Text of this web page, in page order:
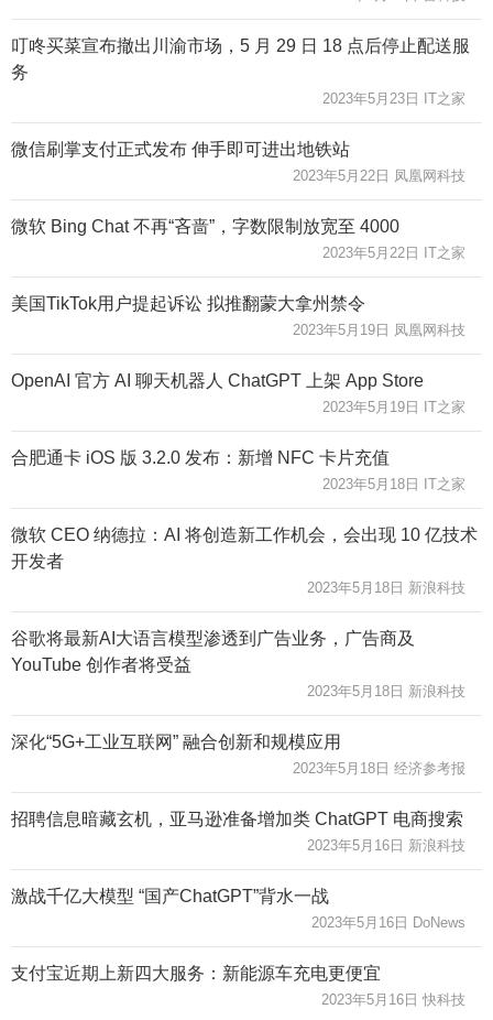
叮咚买菜宣布撤出川渝市场，5 月 29 日 18 点后停止配送服
务
2023年5月23日 IT之家
微信刷掌支付正式发布 伸手即可进出地铁站
2023年5月22日 凤凰网科技
微软 Bing Chat 不再“吝啬”，字数限制放宽至 4000
2023年5月22日 IT之家
美国TikTok用户提起诉讼 拟推翻蒙大拿州禁令
2023年5月19日 凤凰网科技
OpenAI 官方 AI 聊天机器人 ChatGPT 上架 App Store
2023年5月19日 IT之家
合肥通卡 iOS 版 3.2.0 发布：新增 NFC 卡片充值
2023年5月18日 IT之家
微软 CEO 纳德拉：AI 将创造新工作机会，会出现 10 亿技术
开发者
2023年5月18日 新浪科技
谷歌将最新AI大语言模型渗透到广告业务，广告商及
YouTube 创作者将受益
2023年5月18日 新浪科技
深化“5G+工业互联网” 融合创新和规模应用
2023年5月18日 经济参考报
招聘信息暗藏玄机，亚马逊准备增加类 ChatGPT 电商搜索
2023年5月16日 新浪科技
激战千亿大模型 “国产ChatGPT”背水一战
2023年5月16日 DoNews
支付宝近期上新四大服务：新能源车充电更便宜
2023年5月16日 快科技